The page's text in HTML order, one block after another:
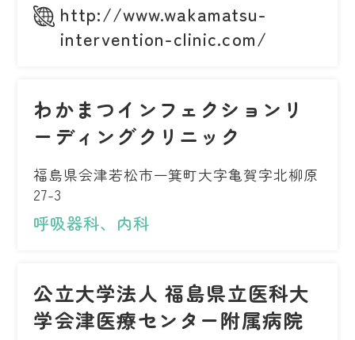
http://www.wakamatsu-
intervention-clinic.com/
わかまつインフェクションリ
ーディングクリニック
福島県会津若松市一箕町大字亀賀字北柳原
27-3
呼吸器科、内科
公立大学法人 福島県立医科大
学会津医療センター附属病院